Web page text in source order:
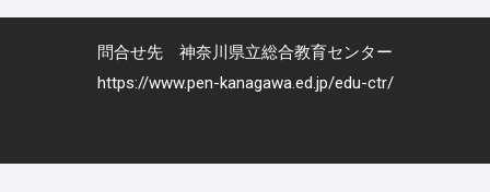
問合せ先 神奈川県立総合教育センター
https://www.pen-kanagawa.ed.jp/edu-ctr/